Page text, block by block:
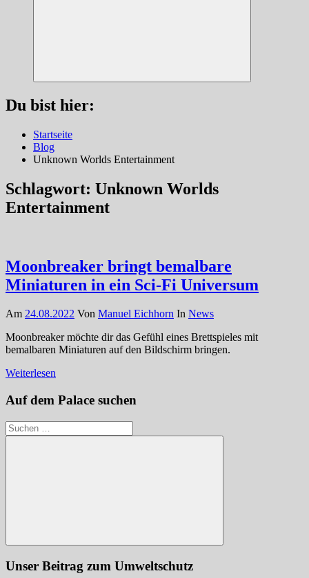
Suchen
Du bist hier:
Startseite
Blog
Unknown Worlds Entertainment
Schlagwort: Unknown Worlds
Entertainment
Moonbreaker bringt bemalbare
Miniaturen in ein Sci-Fi Universum
Am 24.08.2022 Von Manuel Eichhorn In News
Moonbreaker möchte dir das Gefühl eines Brettspieles mit
bemalbaren Miniaturen auf den Bildschirm bringen.
Weiterlesen
Auf dem Palace suchen
Suchen
nach:
Suchen
Unser Beitrag zum Umweltschutz